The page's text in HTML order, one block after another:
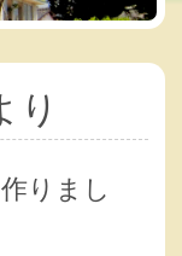
り
りまし